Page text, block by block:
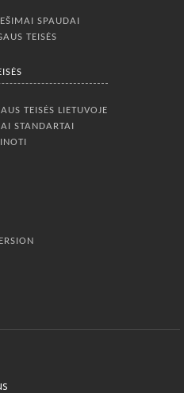
SPAUDAI
TEISĖS
TEISĖS LIETUVOJE
STANDARTAI